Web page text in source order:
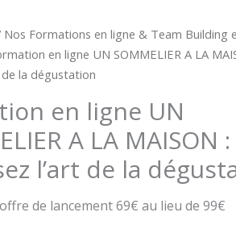
Nos Formations en ligne & Team Building
en ligne UN SOMMELIER A LA
la dégustation
en ligne UN
A LA MAISON :
l’art de la
de lancement 69€ au lieu de 99€